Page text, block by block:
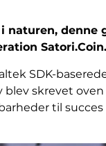
naturen,
SDK-
skrevet
til